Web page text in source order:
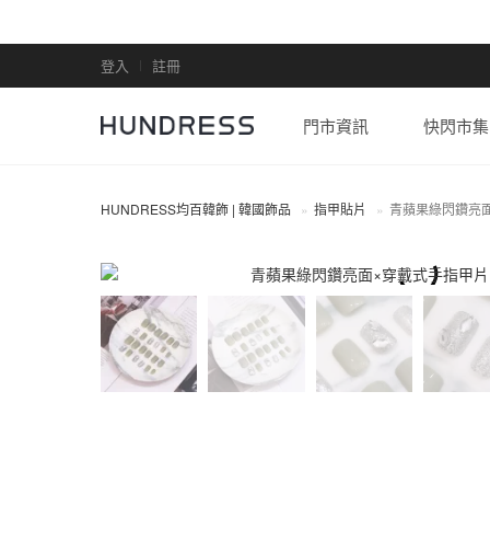
登入 註冊
門市資訊 快閃市集
HUNDRESS均百韓飾 | 韓國飾品 指甲貼片 青蘋果綠閃鑽亮